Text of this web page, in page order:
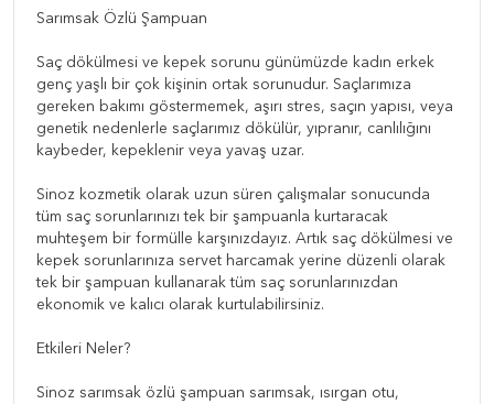
Sarımsak Özlü Şampuan
Saç dökülmesi ve kepek sorunu günümüzde kadın erkek
genç yaşlı bir çok kişinin ortak sorunudur. Saçlarımıza
gereken bakımı göstermemek, aşırı stres, saçın yapısı, veya
genetik nedenlerle saçlarımız dökülür, yıpranır, canlılığını
kaybeder, kepeklenir veya yavaş uzar.
Sinoz kozmetik olarak uzun süren çalışmalar sonucunda
tüm saç sorunlarınızı tek bir şampuanla kurtaracak
muhteşem bir formülle karşınızdayız. Artık saç dökülmesi ve
kepek sorunlarınıza servet harcamak yerine düzenli olarak
tek bir şampuan kullanarak tüm saç sorunlarınızdan
ekonomik ve kalıcı olarak kurtulabilirsiniz.
Etkileri Neler?
Sinoz sarımsak özlü şampuan sarımsak, ısırgan otu,